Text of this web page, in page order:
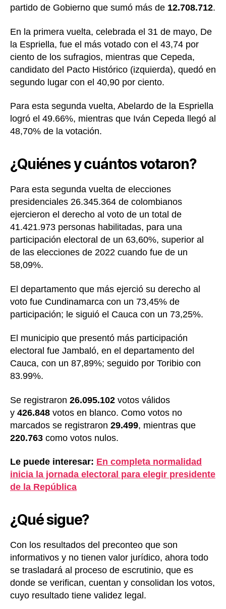
partido de Gobierno que sumó más de 12.708.712.
En la primera vuelta, celebrada el 31 de mayo, De
la Espriella, fue el más votado con el 43,74 por
ciento de los sufragios, mientras que Cepeda,
candidato del Pacto Histórico (izquierda), quedó en
segundo lugar con el 40,90 por ciento.
Para esta segunda vuelta, Abelardo de la Espriella
logró el 49.66%, mientras que Iván Cepeda llegó al
48,70% de la votación.
¿Quiénes y cuántos votaron?
Para esta segunda vuelta de elecciones
presidenciales 26.345.364 de colombianos
ejercieron el derecho al voto de un total de
41.421.973 personas habilitadas, para una
participación electoral de un 63,60%, superior al
de las elecciones de 2022 cuando fue de un
58,09%.
El departamento que más ejerció su derecho al
voto fue Cundinamarca con un 73,45% de
participación; le siguió el Cauca con un 73,25%.
El municipio que presentó más participación
electoral fue Jambaló, en el departamento del
Cauca, con un 87,89%; seguido por Toribio con
83.99%.
Se registraron 26.095.102 votos válidos
y 426.848 votos en blanco. Como votos no
marcados se registraron 29.499, mientras que
220.763 como votos nulos.
Le puede interesar: En completa normalidad
inicia la jornada electoral para elegir presidente
de la República
¿Qué sigue?
Con los resultados del preconteo que son
informativos y no tienen valor jurídico, ahora todo
se trasladará al proceso de escrutinio, que es
donde se verifican, cuentan y consolidan los votos,
cuyo resultado tiene validez legal.